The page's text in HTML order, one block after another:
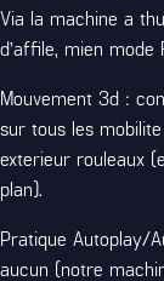
Via la machine a
d’affile, mien mode
Mouvement 3d :
sur tous les
exterieur rouleaux
plan).
Pratique Autoplay/
aucun (notre